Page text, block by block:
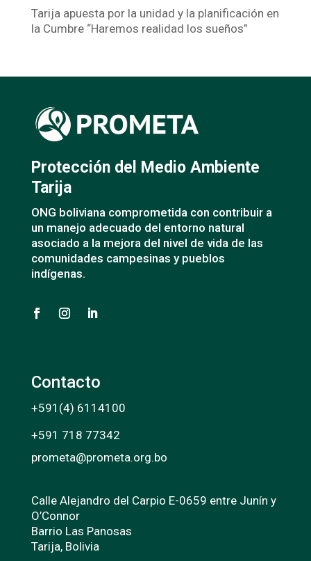
Tarija apuesta por la unidad y la planificación en
la Cumbre “Haremos realidad los sueños”
Protección del Medio Ambiente
Tarija
ONG boliviana comprometida con contribuir a
un manejo adecuado del entorno natural
asociado a la mejora del nivel de vida de las
comunidades campesinas y pueblos
indígenas.
Contacto
+591(4) 6114100
+591 718 77342
prometa@prometa.org.bo
Calle Alejandro del Carpio E-0659 entre Junín y
O’Connor
Barrio Las Panosas
Tarija, Bolivia